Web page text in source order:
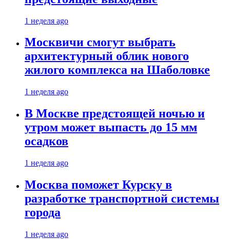
1 неделя ago
Москвичи смогут выбрать
архитектурный облик нового
жилого комплекса на Шаболовке
1 неделя ago
В Москве предстоящей ночью и
утром может выпасть до 15 мм
осадков
1 неделя ago
Москва поможет Курску в
разработке транспортной системы
города
1 неделя ago